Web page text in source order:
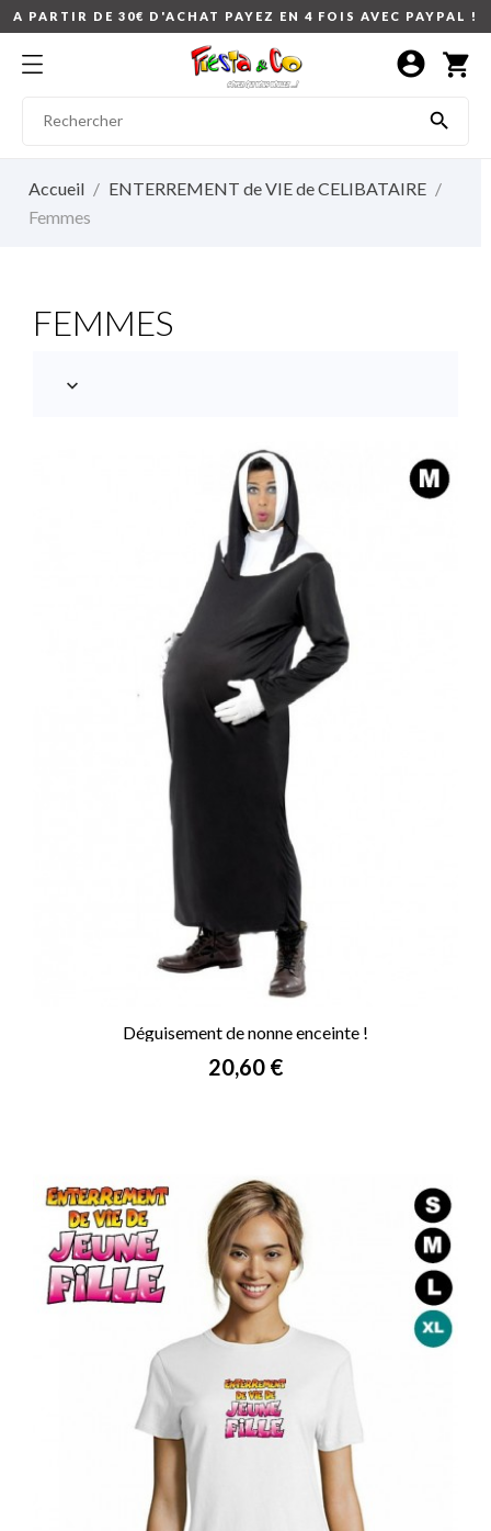
A PARTIR DE 30€ D'ACHAT PAYEZ EN 4 FOIS AVEC PAYPAL !
shopping_cart

account_circle
Accueil
ENTERREMENT de VIE de CELIBATAIRE
Femmes
FEMMES

Déguisement de nonne enceinte !
Prix
20,60 €